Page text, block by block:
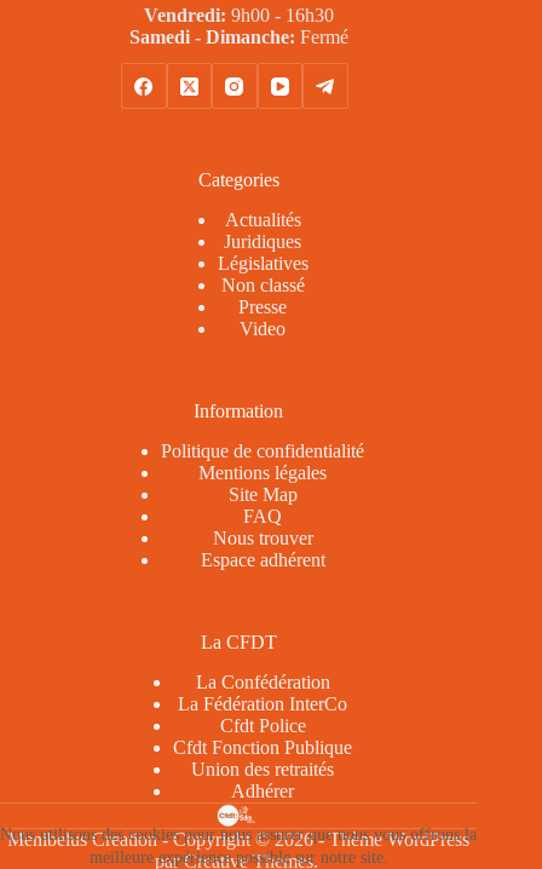
Nous utilisons des cookies pour nous assurer que nous vous offrons la
meilleure expérience possible sur notre site.
Vendredi: 9h00 - 16h30
Samedi - Dimanche: Fermé
Categories
Actualités
Juridiques
Législatives
Non classé
Presse
Video
Information
Politique de confidentialité
Mentions légales
Site Map
FAQ
Nous trouver
Espace adhérent
La CFDT
La Confédération
La Fédération InterCo
Cfdt Police
Cfdt Fonction Publique
Union des retraités
Adhérer
Menibelus Creation - Copyright © 2026 - Thème WordPress
parCreative Themes.